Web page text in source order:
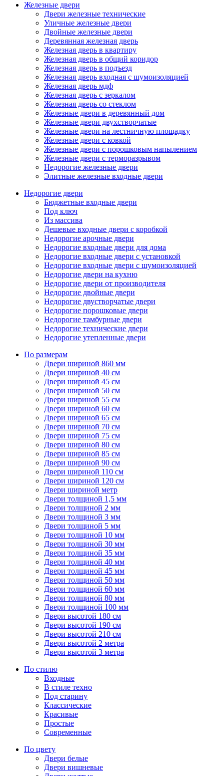
Железные двери
Двери железные технические
Уличные железные двери
Двойные железные двери
Деревянная железная дверь
Железная дверь в квартиру
Железная дверь в общий коридор
Железная дверь в подъезд
Железная дверь входная с шумоизоляцией
Железная дверь мдф
Железная дверь с зеркалом
Железная дверь со стеклом
Железные двери в деревянный дом
Железные двери двухстворчатые
Железные двери на лестничную площадку
Железные двери с ковкой
Железные двери с порошковым напылением
Железные двери с терморазрывом
Недорогие железные двери
Элитные железные входные двери
Недорогие двери
Бюджетные входные двери
Под ключ
Из массива
Дешевые входные двери с коробкой
Недорогие арочные двери
Недорогие входные двери для дома
Недорогие входные двери с установкой
Недорогие входные двери с шумоизоляцией
Недорогие двери на кухню
Недорогие двери от производителя
Недорогие двойные двери
Недорогие двустворчатые двери
Недорогие порошковые двери
Недорогие тамбурные двери
Недорогие технические двери
Недорогие утепленные двери
По размерам
Двери шириной 860 мм
Двери шириной 40 см
Двери шириной 45 см
Двери шириной 50 см
Двери шириной 55 см
Двери шириной 60 см
Двери шириной 65 см
Двери шириной 70 см
Двери шириной 75 см
Двери шириной 80 см
Двери шириной 85 см
Двери шириной 90 см
Двери шириной 110 см
Двери шириной 120 см
Двери шириной метр
Двери толщиной 1,5 мм
Двери толщиной 2 мм
Двери толщиной 3 мм
Двери толщиной 5 мм
Двери толщиной 10 мм
Двери толщиной 30 мм
Двери толщиной 35 мм
Двери толщиной 40 мм
Двери толщиной 45 мм
Двери толщиной 50 мм
Двери толщиной 60 мм
Двери толщиной 80 мм
Двери толщиной 100 мм
Двери высотой 180 см
Двери высотой 190 см
Двери высотой 210 см
Двери высотой 2 метра
Двери высотой 3 метра
По стилю
Входные
В стиле техно
Под старину
Классические
Красивые
Простые
Современные
По цвету
Двери белые
Двери вишневые